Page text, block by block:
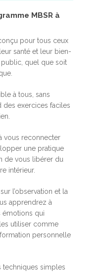
MBSR à
pour tous ceux
santé et leur bien-
public, quel que soit
à tous, sans
exercices faciles
vous reconnecter
une pratique
de vous libérer du
intérieur.
l’observation et la
apprendrez à
émotions qui
utiliser comme
personnelle
techniques simples